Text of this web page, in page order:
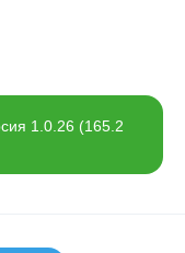
1.0.26 (165.2